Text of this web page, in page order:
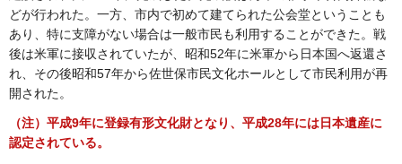
どが行われた。一方、市内で初めて建てられた公会堂ということも
あり、特に支障がない場合は一般市民も利用することができた。戦
後は米軍に接収されていたが、昭和52年に米軍から日本国へ返還さ
れ、その後昭和57年から佐世保市民文化ホールとして市民利用が再
開された。
（注）平成9年に登録有形文化財となり、平成28年には日本遺産に
認定されている。